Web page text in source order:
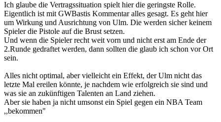
Ich glaube die Vertragssituation spielt hier die geringste Rolle.
Eigentlich ist mit GWBastis Kommentar alles gesagt. Es geht hier
um Wirkung und Ausrichtung von Ulm. Die werden sicher keinem
Spieler die Pistole auf die Brust setzen.
Und wenn die Spieler recht weit vorn und nicht erst am Ende der
2.Runde gedraftet werden, dann sollten die glaub ich schon vor Ort
sein.
Alles nicht optimal, aber vielleicht ein Effekt, der Ulm nicht das
letzte Mal ereilen könnte, je nachdem wie erfolgreich sie sind und
was sie an zukünftigen Talenten an Land ziehen.
Aber sie haben ja nicht umsonst ein Spiel gegen ein NBA Team
,,bekommen"